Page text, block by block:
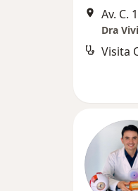
Dra
Visita